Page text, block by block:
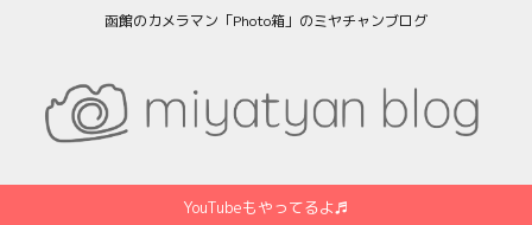
函館のカメラマン「Photo箱」のミヤチャンブログ
YouTubeもやってるよ♬